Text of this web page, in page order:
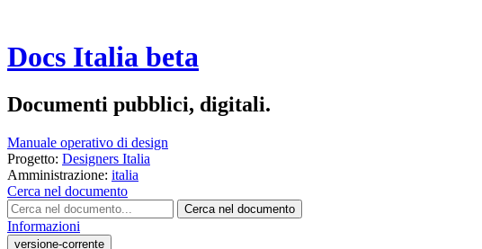
Docs Italia beta
Documenti pubblici, digitali.
Manuale operativo di design
Progetto: Designers Italia
Amministrazione: italia
Cerca nel documento
Cerca nel documento
Informazioni
versione-corrente